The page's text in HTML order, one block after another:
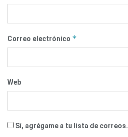
Correo electrónico *
Web
Sí, agrégame a tu lista de correos.